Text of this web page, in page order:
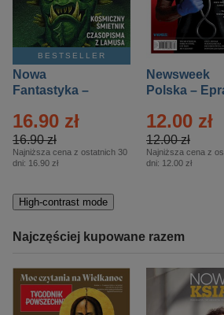
BESTSELLER
Nowa
Fantastyka –
16.90 zł
16.90 zł
Najniższa cena z ostatnich 30
dni: 16.90 zł
Newsweek
Polska –
12.00 zł
12.00 zł
Najniższa cena z
dni: 12.00 zł
High-contrast mode
Najczęściej kupowane razem